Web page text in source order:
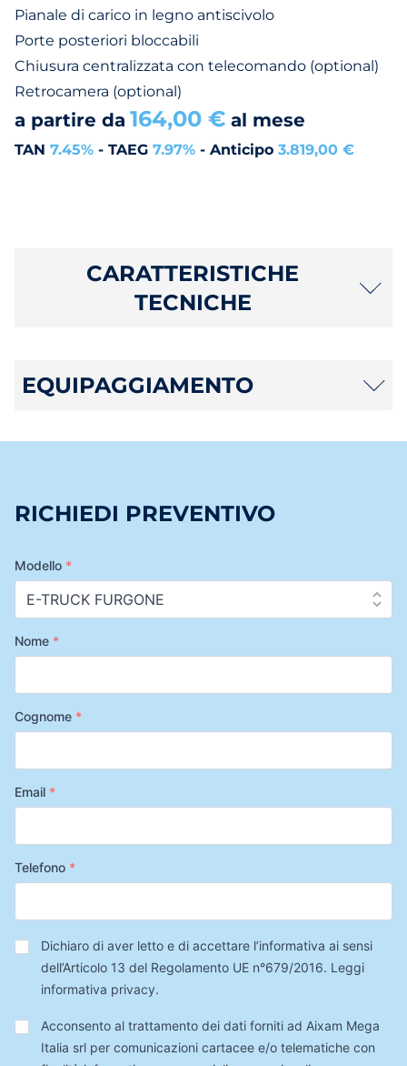
Pianale di carico in legno antiscivolo
Porte posteriori bloccabili
Chiusura centralizzata con telecomando (optional)
Retrocamera (optional)
a partire da 164,00 € al mese
TAN 7.45% - TAEG 7.97% - Anticipo 3.819,00 €
CARATTERISTICHE
TECNICHE
EQUIPAGGIAMENTO
RICHIEDI PREVENTIVO
Modello *
Nome *
Cognome *
Email *
Telefono *
Privacy*
Dichiaro di aver letto e di accettare l’informativa ai sensi
dell’Articolo 13 del Regolamento UE n°679/2016. Leggi
informativa privacy.
Trattamento
Dati
Acconsento al trattamento dei dati forniti ad Aixam Mega
Italia srl per comunicazioni cartacee e/o telematiche con